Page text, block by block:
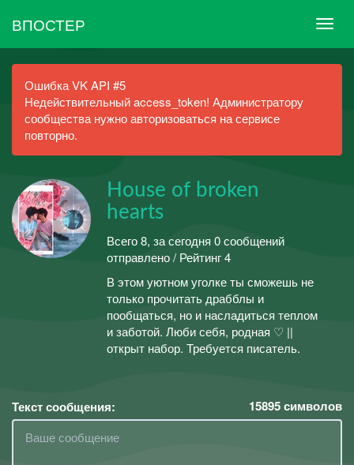
ВПОСТЕР
Ошибка VK API #5
Недействительный access_token! Администратору
сообщества нужно авторизоваться на сервисе
повторно.
House of broken
hearts
Всего 8, за сегодня 0 сообщений
отправлено / Рейтинг 4
В этом уютном уголке ты сможешь не
только прочитать драбблы и
пообщаться, но и насладиться теплом
и заботой. Люби себя, родная ♡ ||
открыт набор. Требуется писатель.
Текст сообщения: 15895символов